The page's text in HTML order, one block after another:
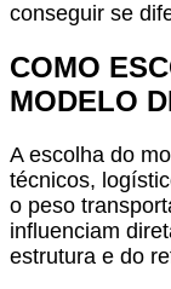
conseguir se
COMO
MODELO
A escolha do
técnicos,
o peso
influenciam
estrutura e do